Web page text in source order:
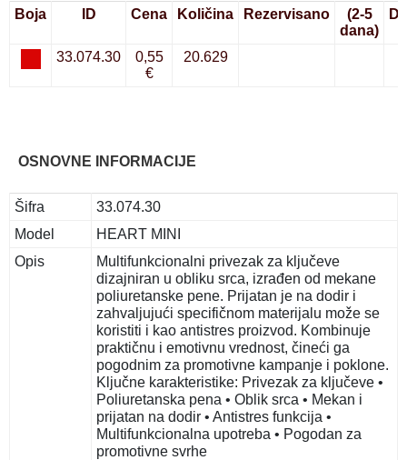
Boja ID Cena Količina Rezervisano
(2-5
dana)
33.074.30
0,55
€
20.629
OSNOVNE INFORMACIJE
Šifra
33.074.30
Model
HEART MINI
Opis
Multifunkcionalni privezak za ključeve
dizajniran u obliku srca, izrađen od mekane
poliuretanske pene. Prijatan je na dodir i
zahvaljujući specifičnom materijalu može se
koristiti i kao antistres proizvod. Kombinuje
praktičnu i emotivnu vrednost, čineći ga
pogodnim za promotivne kampanje i poklone.
Ključne karakteristike: Privezak za ključeve •
Poliuretanska pena • Oblik srca • Mekan i
prijatan na dodir • Antistres funkcija •
Multifunkcionalna upotreba • Pogodan za
promotivne svrhe